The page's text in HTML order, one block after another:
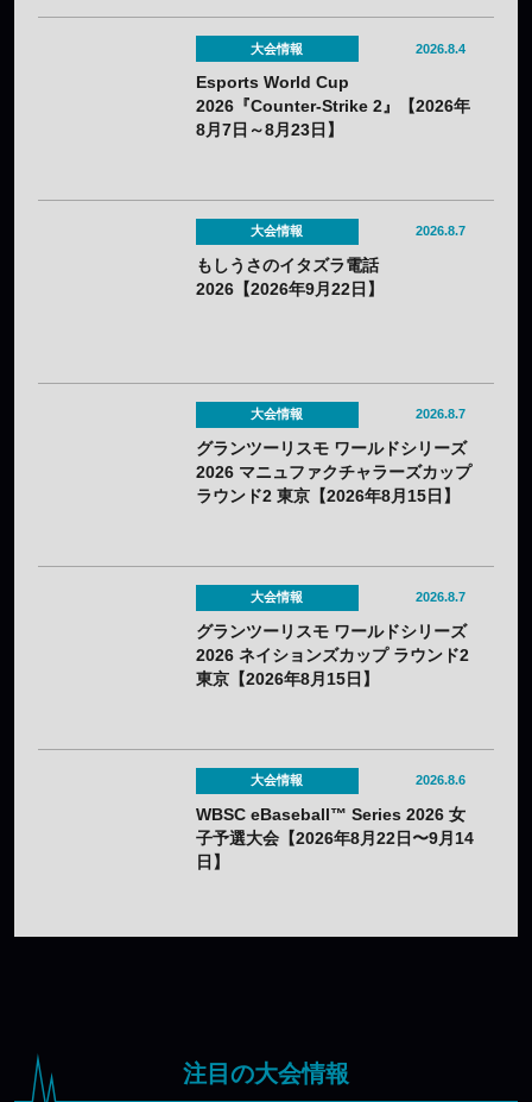
大会情報 2026.8.4
Esports World Cup
2026『Counter-Strike 2』【2026年
8月7日～8月23日】
大会情報 2026.8.7
もしうさのイタズラ電話
2026【2026年9月22日】
大会情報 2026.8.7
グランツーリスモ ワールドシリーズ
2026 マニュファクチャラーズカップ
ラウンド2 東京【2026年8月15日】
大会情報 2026.8.7
グランツーリスモ ワールドシリーズ
2026 ネイションズカップ ラウンド2
東京【2026年8月15日】
大会情報 2026.8.6
WBSC eBaseball™ Series 2026 女
子予選大会【2026年8月22日〜9月14
日】
注目の大会情報